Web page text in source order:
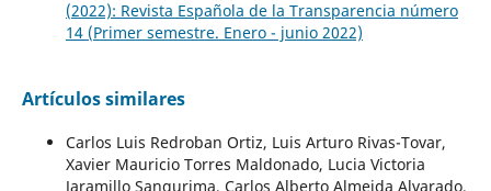
(2022): Revista Española de la Transparencia número
14 (Primer semestre. Enero - junio 2022)
Artículos similares
Carlos Luis Redroban Ortiz, Luis Arturo Rivas-Tovar,
Xavier Mauricio Torres Maldonado, Lucia Victoria
Jaramillo Sangurima, Carlos Alberto Almeida Alvarado,